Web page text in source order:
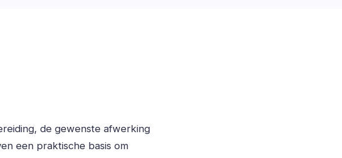
de gewenste afwerking
een praktische basis om